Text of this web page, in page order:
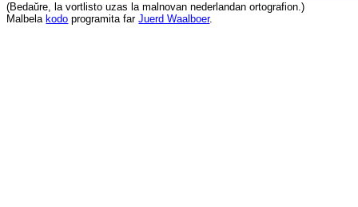
(Bedaŭre, la vortlisto uzas la malnovan nederlandan ortografion.)
Malbela kodo programita far Juerd Waalboer.